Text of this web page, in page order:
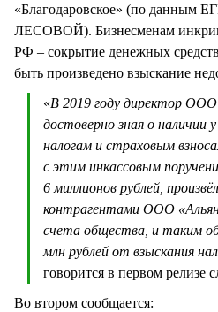
«Благодаровское» (по данным
ЛЕСОВОЙ). Бизнесменам
РФ – сокрытие денежных
быть произведено взыскание
«В 2019 году директор ООО
достоверно зная о наличии
налогам и страховым
с этим инкассовым
6 миллионов рублей,
контрагентами ООО
счета общества, и таким
млн рублей от взыскания
говорится в первом релизе
Во втором сообщается: